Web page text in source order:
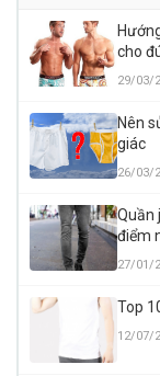
cho
29/03/
Nên
giác
26/03/
Quần
điểm
27/01/
Top
12/07/